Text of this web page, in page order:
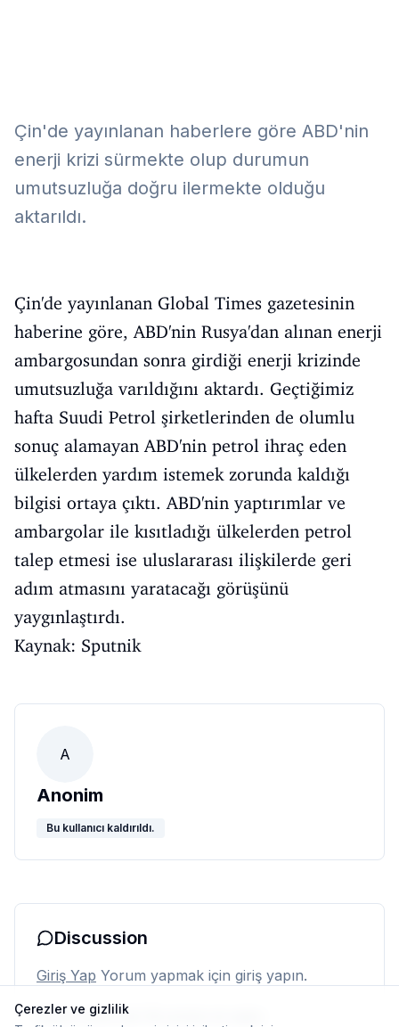
Çin'de yayınlanan haberlere göre ABD'nin
enerji krizi sürmekte olup durumun
umutsuzluğa doğru ilermekte olduğu
aktarıldı.
Çin'de yayınlanan Global Times gazetesinin
haberine göre, ABD'nin Rusya'dan alınan enerji
ambargosundan sonra girdiği enerji krizinde
umutsuzluğa varıldığını aktardı. Geçtiğimiz
hafta Suudi Petrol şirketlerinden de olumlu
sonuç alamayan ABD'nin petrol ihraç eden
ülkelerden yardım istemek zorunda kaldığı
bilgisi ortaya çıktı. ABD'nin yaptırımlar ve
ambargolar ile kısıtladığı ülkelerden petrol
talep etmesi ise uluslararası ilişkilerde geri
adım atmasını yaratacağı görüşünü
yaygınlaştırdı.
Kaynak: Sputnik
A
Anonim
Bu kullanıcı kaldırıldı.
Discussion
Giriş Yap Yorum yapmak için giriş yapın.
Henüz yorum yok. İlk yorumu siz yapın.
Çerezler ve gizlilik